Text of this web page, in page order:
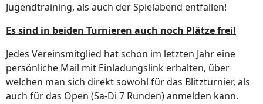
Jugendtraining, als auch der Spielabend entfallen!
Es sind in beiden Turnieren auch noch Plätze frei!
Jedes Vereinsmitglied hat schon im letzten Jahr eine
persönliche Mail mit Einladungslink erhalten, über
welchen man sich direkt sowohl für das Blitzturnier, als
auch für das Open (Sa-Di 7 Runden) anmelden kann.